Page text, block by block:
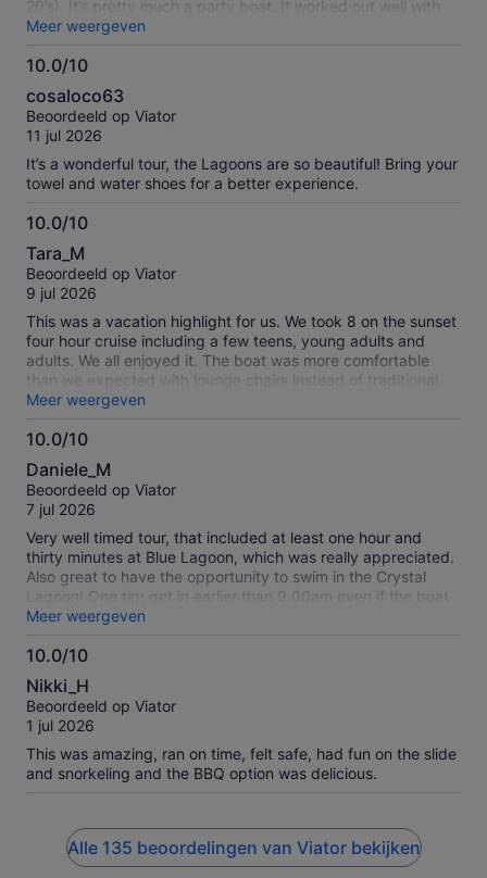
20’s). It’s pretty much a party boat. It worked out well with
my son, he seemed to enjoy it a lot. The slide on the side of
the boat made it more fun. Make sure you are a strong
swimmer.
Meer weergeven
10.0/10
van
10
cosaloco63
Beoordeeld op Viator
11 jul 2026
It’s a wonderful tour, the Lagoons are so beautiful! Bring your
towel and water shoes for a better experience.
10.0/10
10.0
van
10
Tara_M
Beoordeeld op Viator
9 jul 2026
This was a vacation highlight for us. We took 8 on the sunset
four hour cruise including a few teens, young adults and
adults. We all enjoyed it. The boat was more comfortable
than we expected with lounge chairs instead of traditional
rows of chairs. It was a pool party atmosphere at the first
swim stop with swimming off the boat. Most people did
general swimming, not snorkeling. Probably too many people
all tried it. The second stop at Blue Lagoon was a really nice
space for shallow water swimming. You need to reserve a
landing pass, it is free, the boat company sends you a link.
You can order food from the boat company, but I wouldn't
bother. There were plenty of food stands to buy food at Blue
Lagoon, they were not too expensive. Drinks in a pineapple
shell were very popular. There is a public shower at Blue
Lagoon to rinse off. The scenery throughout was beautiful
and well worth seeing. Blue Lagoon would not be very
accessible for handicapped, lots of steps.
Meer weergeven
10.0/10
10.0
van
10
Daniele_M
Beoordeeld op Viator
7 jul 2026
Very well timed tour, that included at least one hour and
thirty minutes at Blue Lagoon, which was really appreciated.
Also great to have the opportunity to swim in the Crystal
Lagoon! One tip: get in earlier than 9.00am even if the boat
is advertised as 9.30am, as the boat fills up quite quickly!
Meer weergeven
10.0/10
10.0
van
10
Nikki_H
Beoordeeld op Viator
1 jul 2026
This was amazing, ran on time, felt safe, had fun on the slide
and snorkeling and the BBQ option was delicious.
Alle 135 beoordelingen van Viator bekijken